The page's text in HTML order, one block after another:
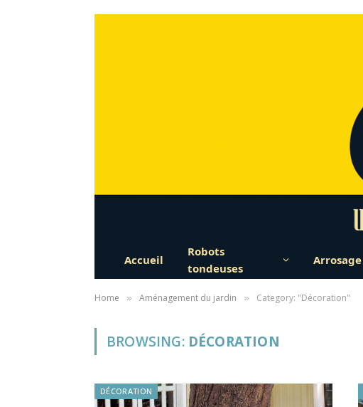
Accueil
Robots
tondeuses
Arrosage
Home » Aménagement du jardin » Category: "Décoration"
BROWSING: DÉCORATION
DÉCORATION